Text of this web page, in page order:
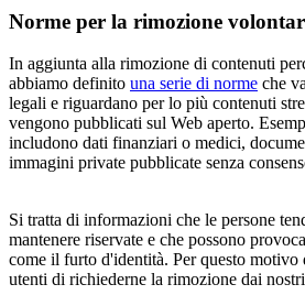
Norme per la rimozione
In aggiunta alla rimozione di contenuti
abbiamo definito una serie di norme che
legali e riguardano per lo più contenuti
vengono pubblicati sul Web aperto.
includono dati finanziari o medici,
immagini private pubblicate senza
Si tratta di informazioni che le persone
mantenere riservate e che possono
come il furto d'identità. Per questo motivo
utenti di richiederne la rimozione dai